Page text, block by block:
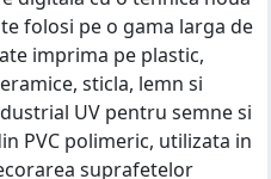
folosi pe o gama larga de
imprima pe plastic,
sticla, lemn si
UV pentru semne si
PVC polimeric, utilizata in
suprafetelor